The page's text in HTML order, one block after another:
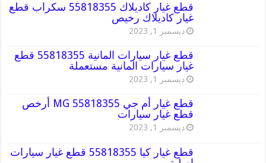
قطع غيار كاديلاك 55818355 سكراب قطع
غيار كاديلاك رخيص
ديسمبر 1, 2023
قطع غيار سيارات المانية 55818355 قطع
غيار سيارات المانية مستعملة
ديسمبر 1, 2023
قطع غيار أم جي MG 55818355 أرخص
قطع غيار سيارات
ديسمبر 1, 2023
قطع غيار كيا 55818355 قطع غيار سيارات